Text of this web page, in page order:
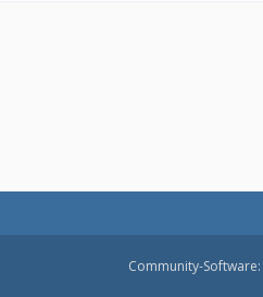
Community-Software: